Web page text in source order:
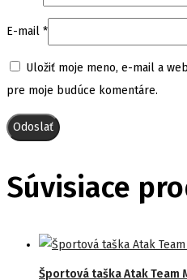
E-mail *
Uložiť moje meno, e-mail a
pre moje budúce komentáre.
Súvisiace
Športová taška Atak Team